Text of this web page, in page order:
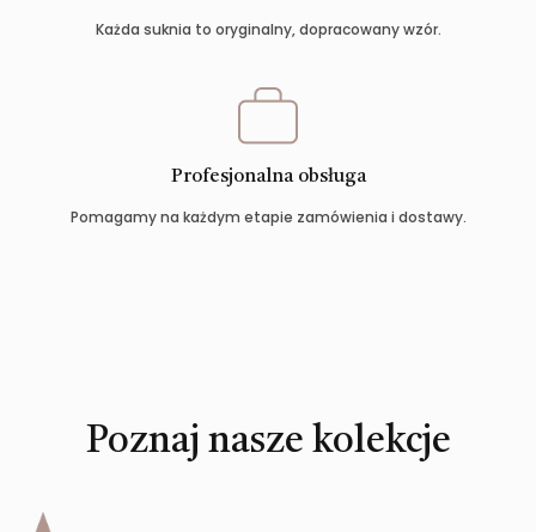
Każda suknia to oryginalny, dopracowany wzór.
Profesjonalna obsługa
Pomagamy na każdym etapie zamówienia i dostawy.
Poznaj nasze kolekcje